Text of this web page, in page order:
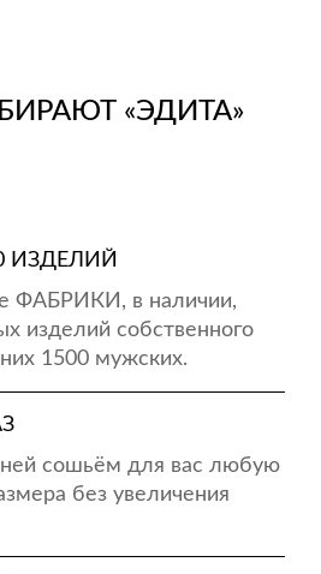
«ЭДИТА»
ИЗДЕЛИЙ
ФАБРИКИ, в наличии,
изделий собственного
1500 мужских.
сошьём для вас любую
без увеличения